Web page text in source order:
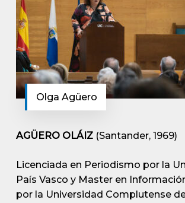
Olga Agüero
AGÜERO OLÁIZ(Santander, 1969)
Licenciada en Periodismo por la
País Vasco y Master en
por la Universidad Complutense